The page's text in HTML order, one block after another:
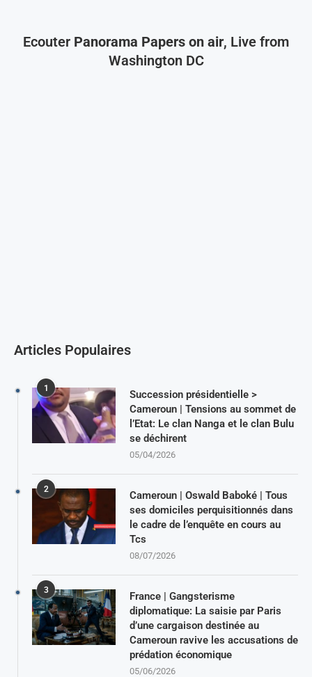
Ecouter Panorama Papers on air, Live from
Washington DC
Articles Populaires
1
Succession présidentielle >
Cameroun | Tensions au sommet de
l’Etat: Le clan Nanga et le clan Bulu
se déchirent
05/04/2026
2
Cameroun | Oswald Baboké | Tous
ses domiciles perquisitionnés dans
le cadre de l’enquête en cours au
Tcs
08/07/2026
3
France | Gangsterisme
diplomatique: La saisie par Paris
d’une cargaison destinée au
Cameroun ravive les accusations de
prédation économique
05/06/2026